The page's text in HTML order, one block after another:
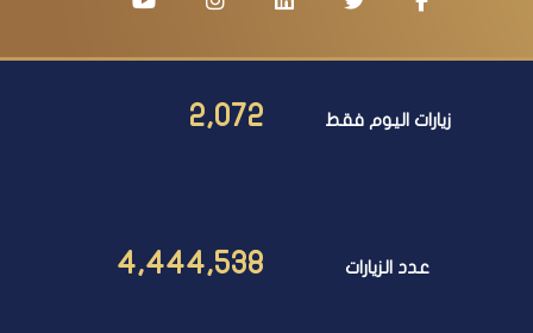
زيارات اليوم فقط 2,072
عدد الزيارات 4,444,538